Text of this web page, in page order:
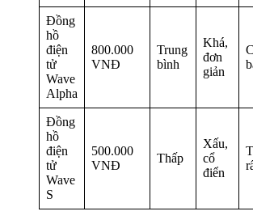
Đồng
hồ
điện
tử
Wave
Alpha
800.000
VNĐ
Trung
bình
Khá,
đơn
giản
Đồng
hồ
điện
tử
Wave
S
500.000
VNĐ
Thấp
Xấu,
cổ
điển